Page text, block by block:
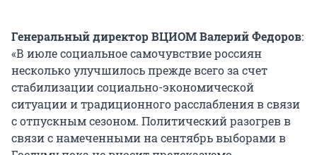
Генеральный директор ВЦИОМ Валерий Федоров:
«В июле социальное самочувствие россиян
несколько улучшилось прежде всего за счет
стабилизации социально-экономической
ситуации и традиционного расслабления в связи
с отпускным сезоном. Политический разогрев в
связи с намеченными на сентябрь выборами в